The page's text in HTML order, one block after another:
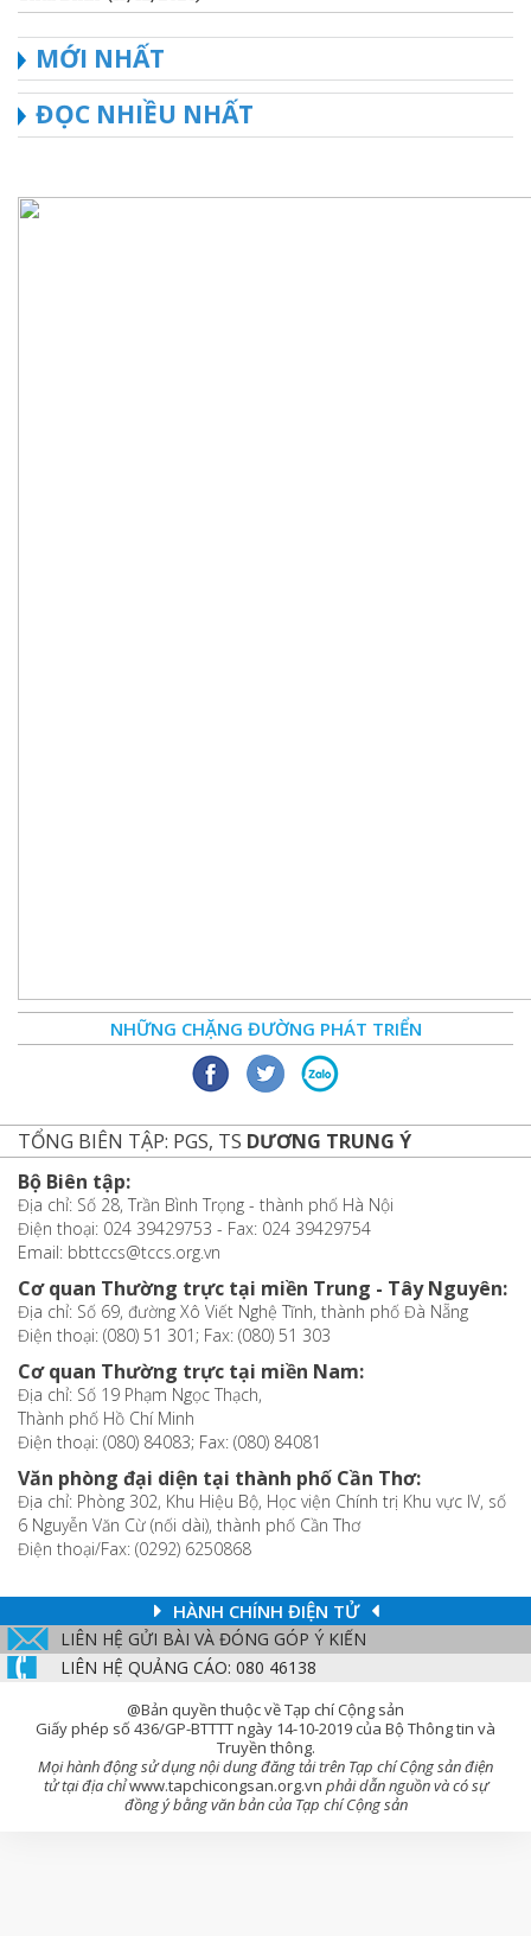
MỚI NHẤT
ĐỌC NHIỀU NHẤT
NHỮNG CHẶNG ĐƯỜNG PHÁT TRIỂN
TỔNG BIÊN TẬP: PGS, TS DƯƠNG TRUNG Ý
Bộ Biên tập:
Địa chỉ: Số 28, Trần Bình Trọng - thành phố Hà Nội
Điện thoại: 024 39429753 - Fax: 024 39429754
Email: bbttccs@tccs.org.vn
Cơ quan Thường trực tại miền Trung - Tây Nguyên:
Địa chỉ: Số 69, đường Xô Viết Nghệ Tĩnh, thành phố Đà Nẵng
Điện thoại: (080) 51 301; Fax: (080) 51 303
Cơ quan Thường trực tại miền Nam:
Địa chỉ: Số 19 Phạm Ngọc Thạch,
Thành phố Hồ Chí Minh
Điện thoại: (080) 84083; Fax: (080) 84081
Văn phòng đại diện tại thành phố Cần Thơ:
Địa chỉ: Phòng 302, Khu Hiệu Bộ, Học viện Chính trị Khu vực IV, số
6 Nguyễn Văn Cừ (nối dài), thành phố Cần Thơ
Điện thoại/Fax: (0292) 6250868
HÀNH CHÍNH ĐIỆN TỬ
LIÊN HỆ GỬI BÀI VÀ ĐÓNG GÓP Ý KIẾN
LIÊN HỆ QUẢNG CÁO: 080 46138
@Bản quyền thuộc về Tạp chí Cộng sản
Giấy phép số 436/GP-BTTTT ngày 14-10-2019 của Bộ Thông tin và
Truyền thông.
Mọi hành động sử dụng nội dung đăng tải trên Tạp chí Cộng sản điện
tử tại địa chỉwww.tapchicongsan.org.vn phải dẫn nguồn và có sự
đồng ý bằng văn bản của Tạp chí Cộng sản